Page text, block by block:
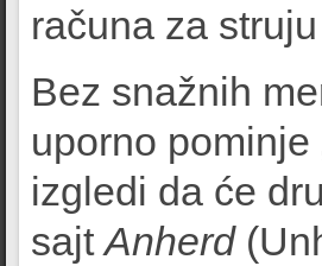
računa za
Bez snažnih
uporno pominje
izgledi da će
sajtAnherd